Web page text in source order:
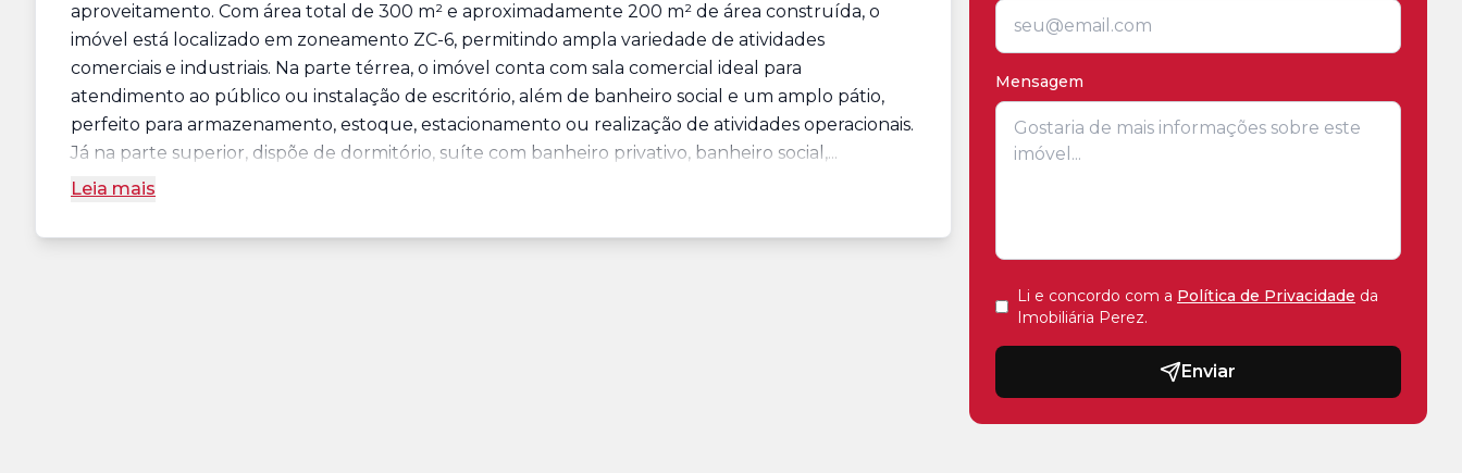
aproveitamento. Com área total de 300 m² e aproximadamente 200 m² de área construída, o
imóvel está localizado em zoneamento ZC-6, permitindo ampla variedade de atividades
comerciais e industriais. Na parte térrea, o imóvel conta com sala comercial ideal para
atendimento ao público ou instalação de escritório, além de banheiro social e um amplo pátio,
perfeito para armazenamento, estoque, estacionamento ou realização de atividades operacionais.
Já na parte superior, dispõe de dormitório, suíte com banheiro privativo, banheiro social,...
Leia mais
Mensagem
Li e concordo com a Política de Privacidade da
Imobiliária Perez.
Enviar